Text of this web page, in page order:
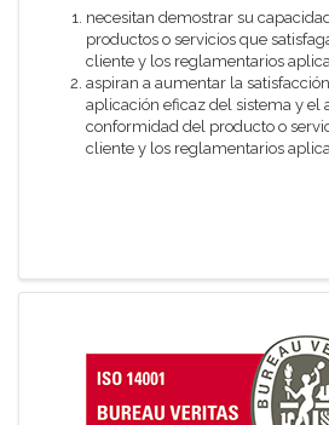
necesitan demostrar su
productos o servicios que
cliente y los reglamentarios
aspiran a aumentar la
aplicación eficaz del sistema y el
conformidad del producto o
cliente y los reglamentarios